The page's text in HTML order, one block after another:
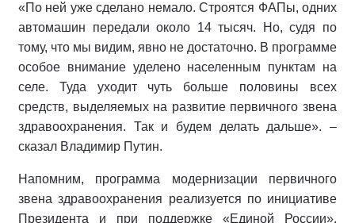
«По ней уже сделано немало. Строятся ФАПы, одних
автомашин передали около 14 тысяч. Но, судя по
тому, что мы видим, явно не достаточно. В программе
особое внимание уделено населенным пунктам на
селе. Туда уходит чуть больше половины всех
средств, выделяемых на развитие первичного звена
здравоохранения. Так и будем делать дальше». –
сказал Владимир Путин.
Напомним, программа модернизации первичного
звена здравоохранения реализуется по инициативе
Президента и при поддержке «Единой России».